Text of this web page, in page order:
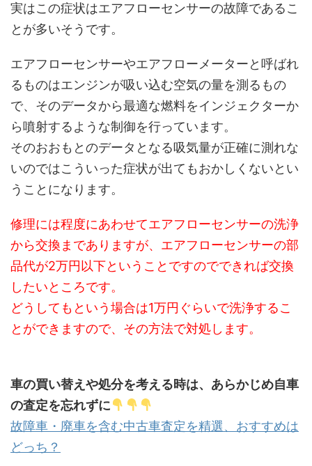
実はこの症状はエアフローセンサーの故障であるこ
とが多いそうです。
エアフローセンサーやエアフローメーターと呼ばれ
るものはエンジンが吸い込む空気の量を測るもの
で、そのデータから最適な燃料をインジェクターか
ら噴射するような制御を行っています。
そのおおもとのデータとなる吸気量が正確に測れな
いのではこういった症状が出てもおかしくないとい
うことになります。
修理には程度にあわせてエアフローセンサーの洗浄
から交換までありますが、エアフローセンサーの部
品代が2万円以下ということですのでできれば交換
したいところです。
どうしてもという場合は1万円ぐらいで洗浄するこ
とができますので、その方法で対処します。
車の買い替えや処分を考える時は、あらかじめ自車
の査定を忘れずに
故障車・廃車を含む中古車査定を精選、おすすめは
どっち？